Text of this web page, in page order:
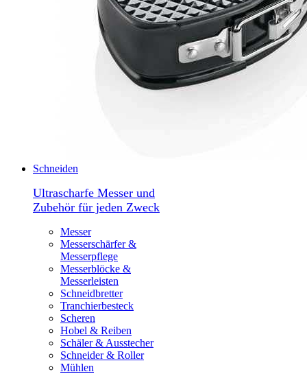
Schneiden
Ultrascharfe Messer und
Zubehör für jeden Zweck
Messer
Messerschärfer &
Messerpflege
Messerblöcke &
Messerleisten
Schneidbretter
Tranchierbesteck
Scheren
Hobel & Reiben
Schäler & Ausstecher
Schneider & Roller
Mühlen